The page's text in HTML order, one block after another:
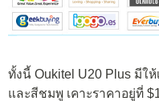
ทั้งนี้ Oukitel U20 Plus มีใ
และสีชมพู เคาะราคาอยู่ที่